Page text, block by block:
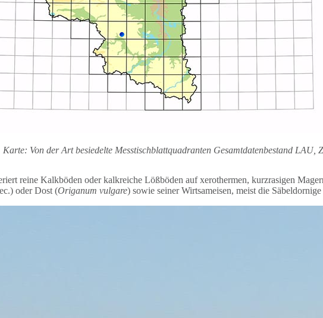
Karte: Von der Art besiedelte Messtischblattquadranten Gesamtdatenbestand LAU,
reine Kalkböden oder kalkreiche Lößböden auf xerothermen, kurzrasigen
oder Dost (Origanum vulgare) sowie seiner Wirtsameisen, meist die